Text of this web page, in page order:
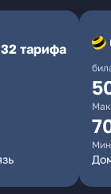
32 тарифа